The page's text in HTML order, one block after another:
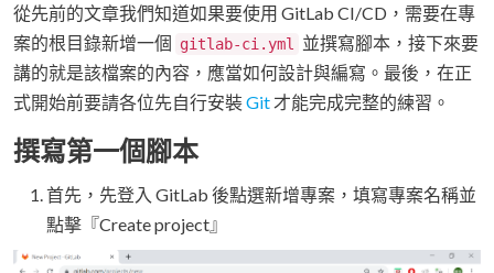
從先前的文章我們知道如果要使用 GitLab CI/CD，需要在專
案的根目錄新增一個 gitlab-ci.yml
並撰寫腳本，接下來要
講的就是該檔案的內容，應當如何設計與編寫。最後，在正
式開始前要請各位先自行安裝Git才能完成完整的練習。
撰寫第一個腳本
首先，先登入 GitLab 後點選新增專案，填寫專案名稱並
點擊『Create project』